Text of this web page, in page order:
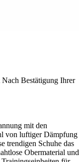
Nach Bestätigung Ihrer
mit den
von luftiger Dämpfung
trendigen Schuhe das
Obermaterial und